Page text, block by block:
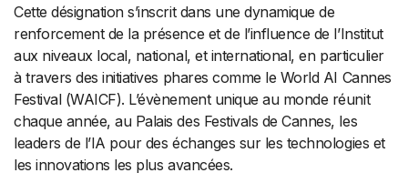
Cette désignation s’inscrit dans une dynamique de
renforcement de la présence et de l’influence de l’Institut
aux niveaux local, national, et international, en particulier
à travers des initiatives phares comme le World AI Cannes
Festival (WAICF). L’évènement unique au monde réunit
chaque année, au Palais des Festivals de Cannes, les
leaders de l’IA pour des échanges sur les technologies et
les innovations les plus avancées.